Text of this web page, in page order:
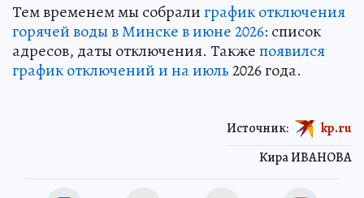
Тем временем мы собралиграфик отключения
горячей воды в Минске в июне 2026: список
адресов, даты отключения. Такжепоявился
график отключений и на июль2026 года.
Кира ИВАНОВА
Источник: kp.ru